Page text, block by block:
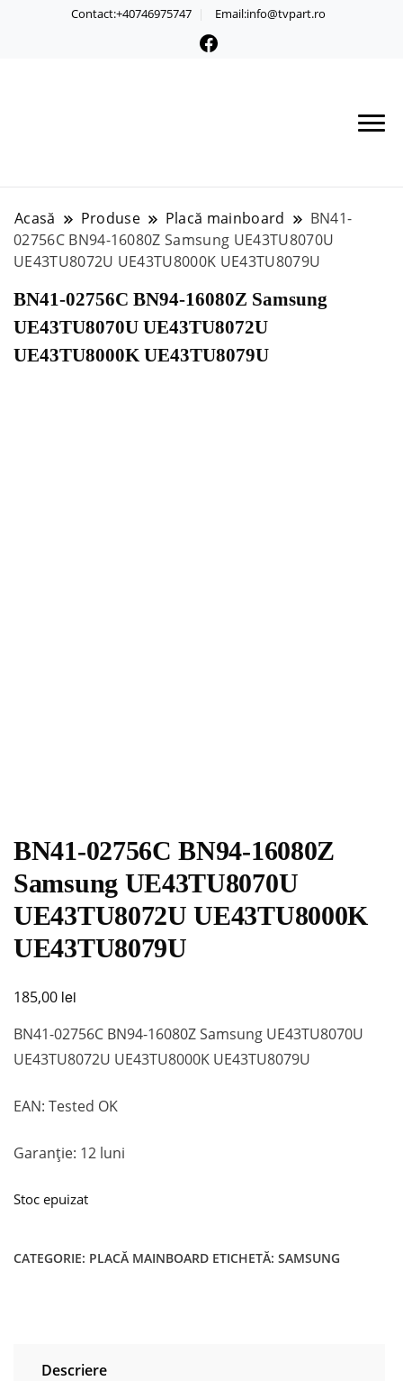
Contact:+40746975747 Email:info@tvpart.ro
Acasă Produse Placă mainboard
BN41-
02756C BN94-16080Z Samsung UE43TU8070U
UE43TU8072U UE43TU8000K UE43TU8079U
BN41-02756C BN94-16080Z Samsung
UE43TU8070U UE43TU8072U
UE43TU8000K UE43TU8079U
BN41-02756C BN94-16080Z
Samsung UE43TU8070U
UE43TU8072U UE43TU8000K
UE43TU8079U
185,00 lei
BN41-02756C BN94-16080Z Samsung UE43TU8070U
UE43TU8072U UE43TU8000K UE43TU8079U
EAN: Tested OK
Garanție: 12 luni
Stoc epuizat
CATEGORIE: PLACĂ MAINBOARD ETICHETĂ: SAMSUNG
Descriere